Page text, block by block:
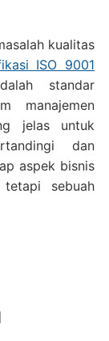
kualitas
ISO 9001
standar
manajemen
jelas untuk
dan
aspek bisnis
sebuah